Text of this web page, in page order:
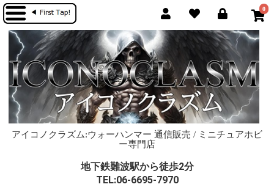
0
アイコノクラズム:ウォーハンマー 通信販売 / ミニチュアホビ
ー専門店
地下鉄難波駅から徒歩2分
TEL:06-6695-7970